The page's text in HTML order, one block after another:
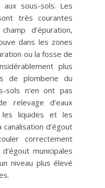
sous-sols. Les
très courantes
d’épuration,
dans les zones
ou la fosse de
plus
de plomberie du
sols n’en ont pas
relevage d’eaux
liquides et les
d’égout
correctement
municipales
niveau plus élevé